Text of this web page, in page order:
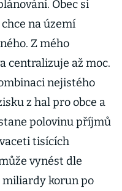
Obec si
na území
Z mého
centralizuje až moc.
nejistého
z hal pro obce a
polovinu příjmů
tisících
vynést dle
miliardy korun po